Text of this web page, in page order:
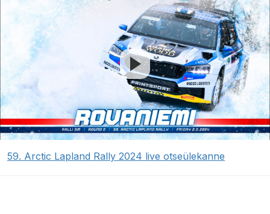
59. Arctic Lapland Rally 2024 live otseülekanne